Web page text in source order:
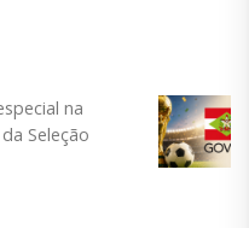
na
Seleção